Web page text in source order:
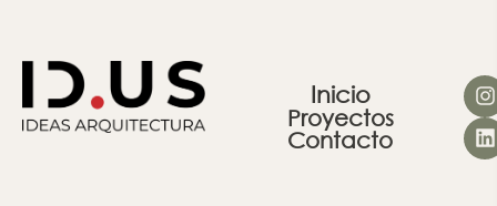
Inicio
Proyectos
Contacto